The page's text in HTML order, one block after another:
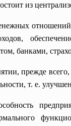
из
банками,
прежде
т. е.